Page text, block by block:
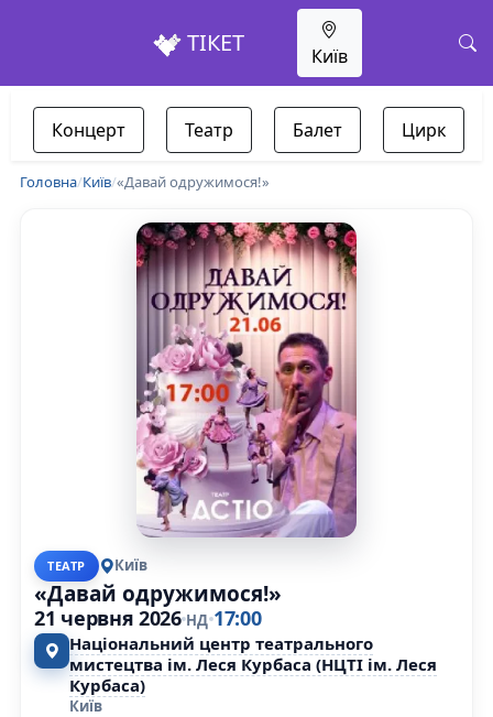
ТІКЕТ Київ
Концерт Театр Балет Цирк
Головна/Київ/«Давай одружимося!»
ТЕАТР Київ
«Давай одружимося!»
21 червня 2026 НД 17:00
Національний центр театрального
мистецтва ім. Леся Курбаса (НЦТІ ім. Леся
Курбаса)
Київ